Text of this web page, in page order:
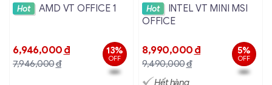
Xem chi tiết
Hot AMD VT OFFICE 1
6,946,000đ
7,946,000đ
13%
OFF
Xem chi tiết
Hot
INTEL VT MINI MSI
OFFICE
8,990,000đ
9,490,000đ
5%
OFF
Hết hàng